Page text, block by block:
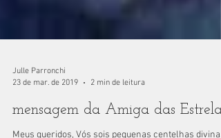
23 de mar. de 2019
2 min de leitura